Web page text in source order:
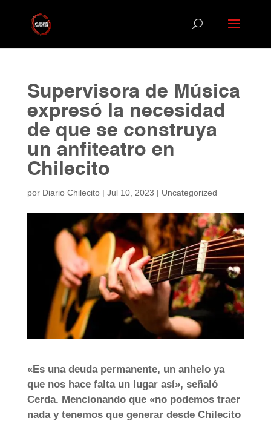
Supervisora de Música
expresó la necesidad
de que se construya
un anfiteatro en
Chilecito
por Diario Chilecito| Jul 10, 2023 | Uncategorized
«Es una deuda permanente, un anhelo ya
que nos hace falta un lugar así», señaló
Cerda. Mencionando que «no podemos traer
nada y tenemos que generar desde Chilecito